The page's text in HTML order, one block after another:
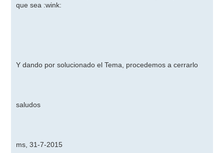
que sea :wink:
Y dando por solucionado el Tema, procedemos a cerrarlo
saludos
ms, 31-7-2015